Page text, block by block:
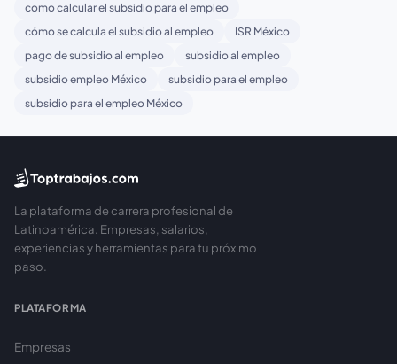
como calcular el subsidio para el empleo
cómo se calcula el subsidio al empleo
ISR México
pago de subsidio al empleo
subsidio al empleo
subsidio empleo México
subsidio para el empleo
subsidio para el empleo México
La plataforma de carrera profesional de
Latinoamérica. Empresas, salarios,
experiencias y herramientas para tu próximo
paso.
PLATAFORMA
Empresas